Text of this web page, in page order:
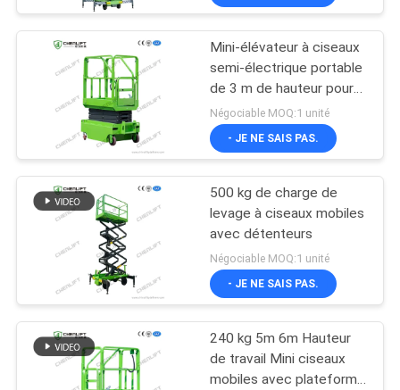
Mini-élévateur à ciseaux
semi-électrique portable
de 3 m de hauteur pour
entrepôt
Négociable MOQ:1 unité
- JE NE SAIS PAS.
500 kg de charge de
levage à ciseaux mobiles
avec détenteurs
Négociable MOQ:1 unité
- JE NE SAIS PAS.
240 kg 5m 6m Hauteur
de travail Mini ciseaux
mobiles avec plateforme